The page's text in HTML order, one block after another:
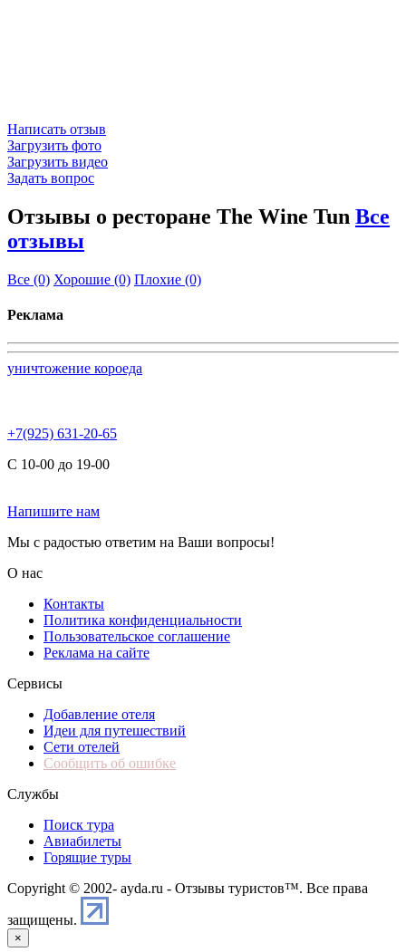
Написать отзыв
Загрузить фото
Загрузить видео
Задать вопрос
Отзывы о ресторане The Wine Tun Все
отзывы
Все (0) Хорошие (0) Плохие (0)
Реклама
уничтожение короеда
+7(925) 631-20-65
С 10-00 до 19-00
Напишите нам
Мы с радостью ответим на Ваши вопросы!
О нас
Контакты
Политика конфиденциальности
Пользовательское соглашение
Реклама на сайте
Сервисы
Добавление отеля
Идеи для путешествий
Сети отелей
Сообщить об ошибке
Службы
Поиск тура
Авиабилеты
Горящие туры
Copyright © 2002- ayda.ru - Отзывы туристов™. Все права
защищены.
×